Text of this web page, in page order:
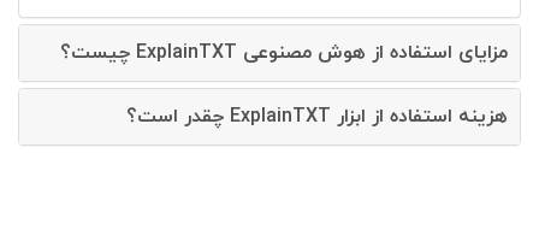
مزایای استفاده از هوش مصنوعی ExplainTXT چیست؟
هزینه استفاده از ابزار ExplainTXT چقدر است؟